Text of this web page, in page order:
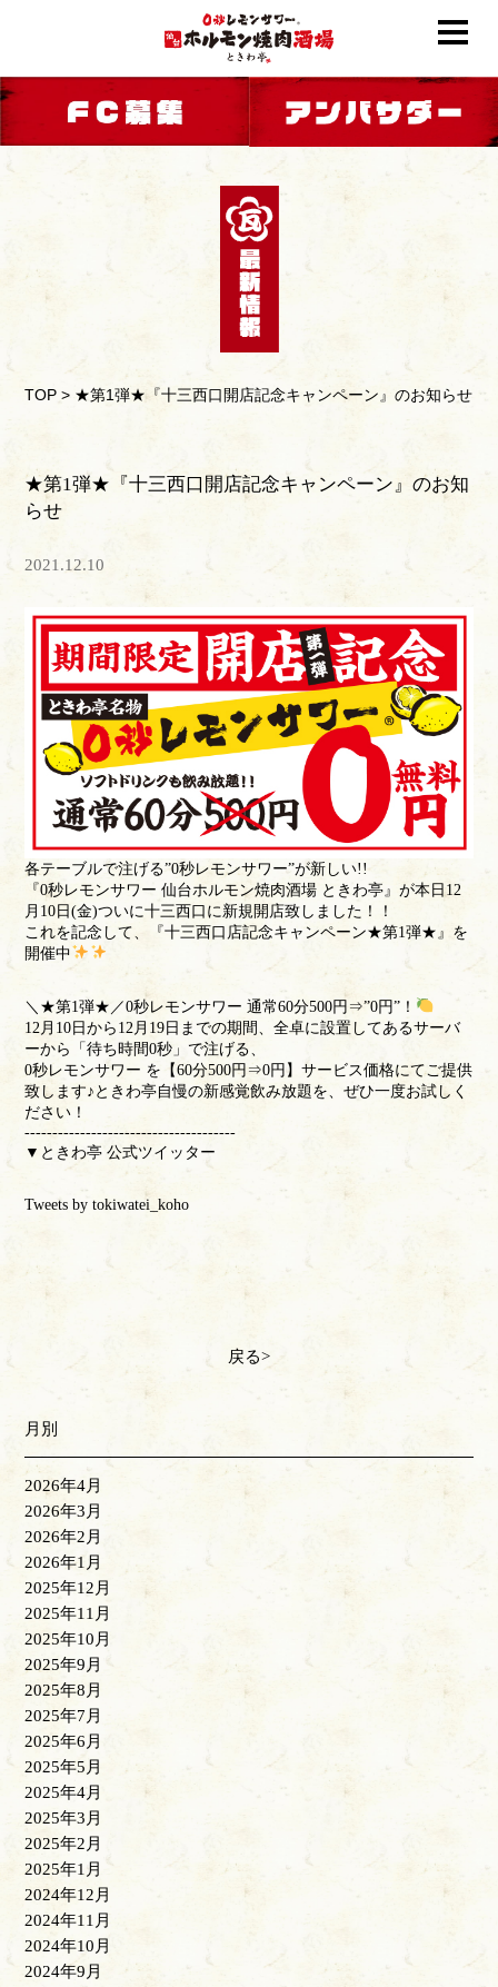
TOP > ★第1弾★『十三西口開店記念キャンペーン』のお知らせ
★第1弾★『十三西口開店記念キャンペーン』のお知
らせ
2021.12.10
各テーブルで注げる”0秒レモンサワー”が新しい!!
『0秒レモンサワー 仙台ホルモン焼肉酒場 ときわ亭』が本日12
月10日(金)ついに十三西口に新規開店致しました！！
これを記念して、『十三西口店記念キャンペーン★第1弾★』を
開催中
＼★第1弾★／0秒レモンサワー 通常60分500円⇒”0円”！
12月10日から12月19日までの期間、全卓に設置してあるサーバ
ーから「待ち時間0秒」で注げる、
0秒レモンサワー を【60分500円⇒0円】サービス価格にてご提供
致します♪ときわ亭自慢の新感覚飲み放題を、ぜひ一度お試しく
ださい！
--------------------------------------
▼ときわ亭 公式ツイッター
Tweets by tokiwatei_koho
戻る
月別
2026年4月
2026年3月
2026年2月
2026年1月
2025年12月
2025年11月
2025年10月
2025年9月
2025年8月
2025年7月
2025年6月
2025年5月
2025年4月
2025年3月
2025年2月
2025年1月
2024年12月
2024年11月
2024年10月
2024年9月